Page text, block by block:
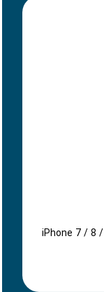
کاور مدل صدفی مناسب برای گوشی موبایل اپل iPhone 7 / 8 /